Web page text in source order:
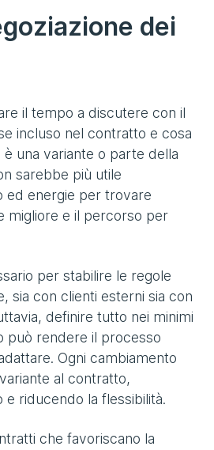
dei
il tempo a discutere con il
incluso nel contratto e cosa
è una variante o parte della
sarebbe più utile
ed energie per trovare
migliore e il percorso per
per stabilire le regole
sia con clienti esterni sia con
definire tutto nei minimi
può rendere il processo
Ogni cambiamento
al contratto,
e riducendo la flessibilità.
che favoriscano la